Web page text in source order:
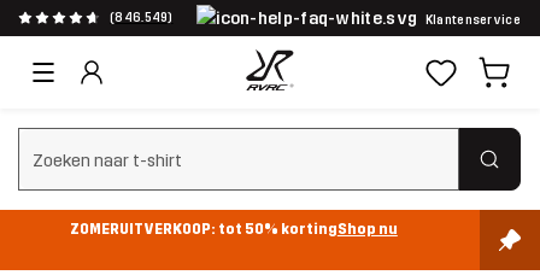
(846.549) Klantenservice
Zoeken wissen
ZOMERUITVERKOOP: tot 50% kortingShop nu